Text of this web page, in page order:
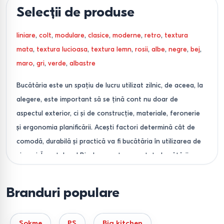
Selecții de produse
liniare, colt, modulare, clasice, moderne, retro, textura
mata, textura lucioasa, textura lemn, rosii, albe, negre, bej,
maro, gri, verde, albastre
Bucătăria este un spațiu de lucru utilizat zilnic, de aceea, la
alegere, este important să se țină cont nu doar de
aspectul exterior, ci și de construcție, materiale, feronerie
și ergonomia planificării. Acești factori determină cât de
comodă, durabilă și practică va fi bucătăria în utilizarea de
zi cu zi. În catalogul Bigshop sunt prezentate bucătării
soluții compacte pentru spații mici până la seturi complete
Branduri populare